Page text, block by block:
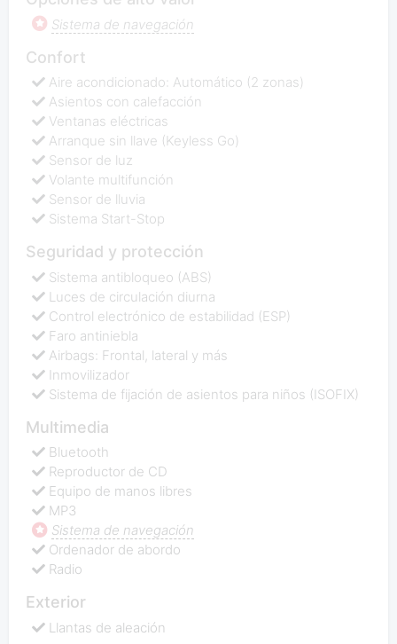
Sistema de navegación
Confort
Aire acondicionado: Automático (2 zonas)
Asientos con calefacción
Ventanas eléctricas
Arranque sin llave (Keyless Go)
Sensor de luz
Volante multifunción
Sensor de lluvia
Sistema Start-Stop
Seguridad y protección
Sistema antibloqueo (ABS)
Luces de circulación diurna
Control electrónico de estabilidad (ESP)
Faro antiniebla
Airbags: Frontal, lateral y más
Inmovilizador
Sistema de fijación de asientos para niños (ISOFIX)
Multimedia
Bluetooth
Reproductor de CD
Equipo de manos libres
MP3
Sistema de navegación
Ordenador de abordo
Radio
Exterior
Llantas de aleación